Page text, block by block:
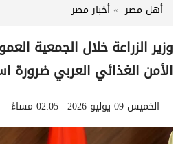
أهل مصر أخبار مصر
وزير الزراعة خلال الجمعية
الأمن الغذائي العربي ضرورة
الخميس 09 يوليو 2026 | 02:05 مساءً